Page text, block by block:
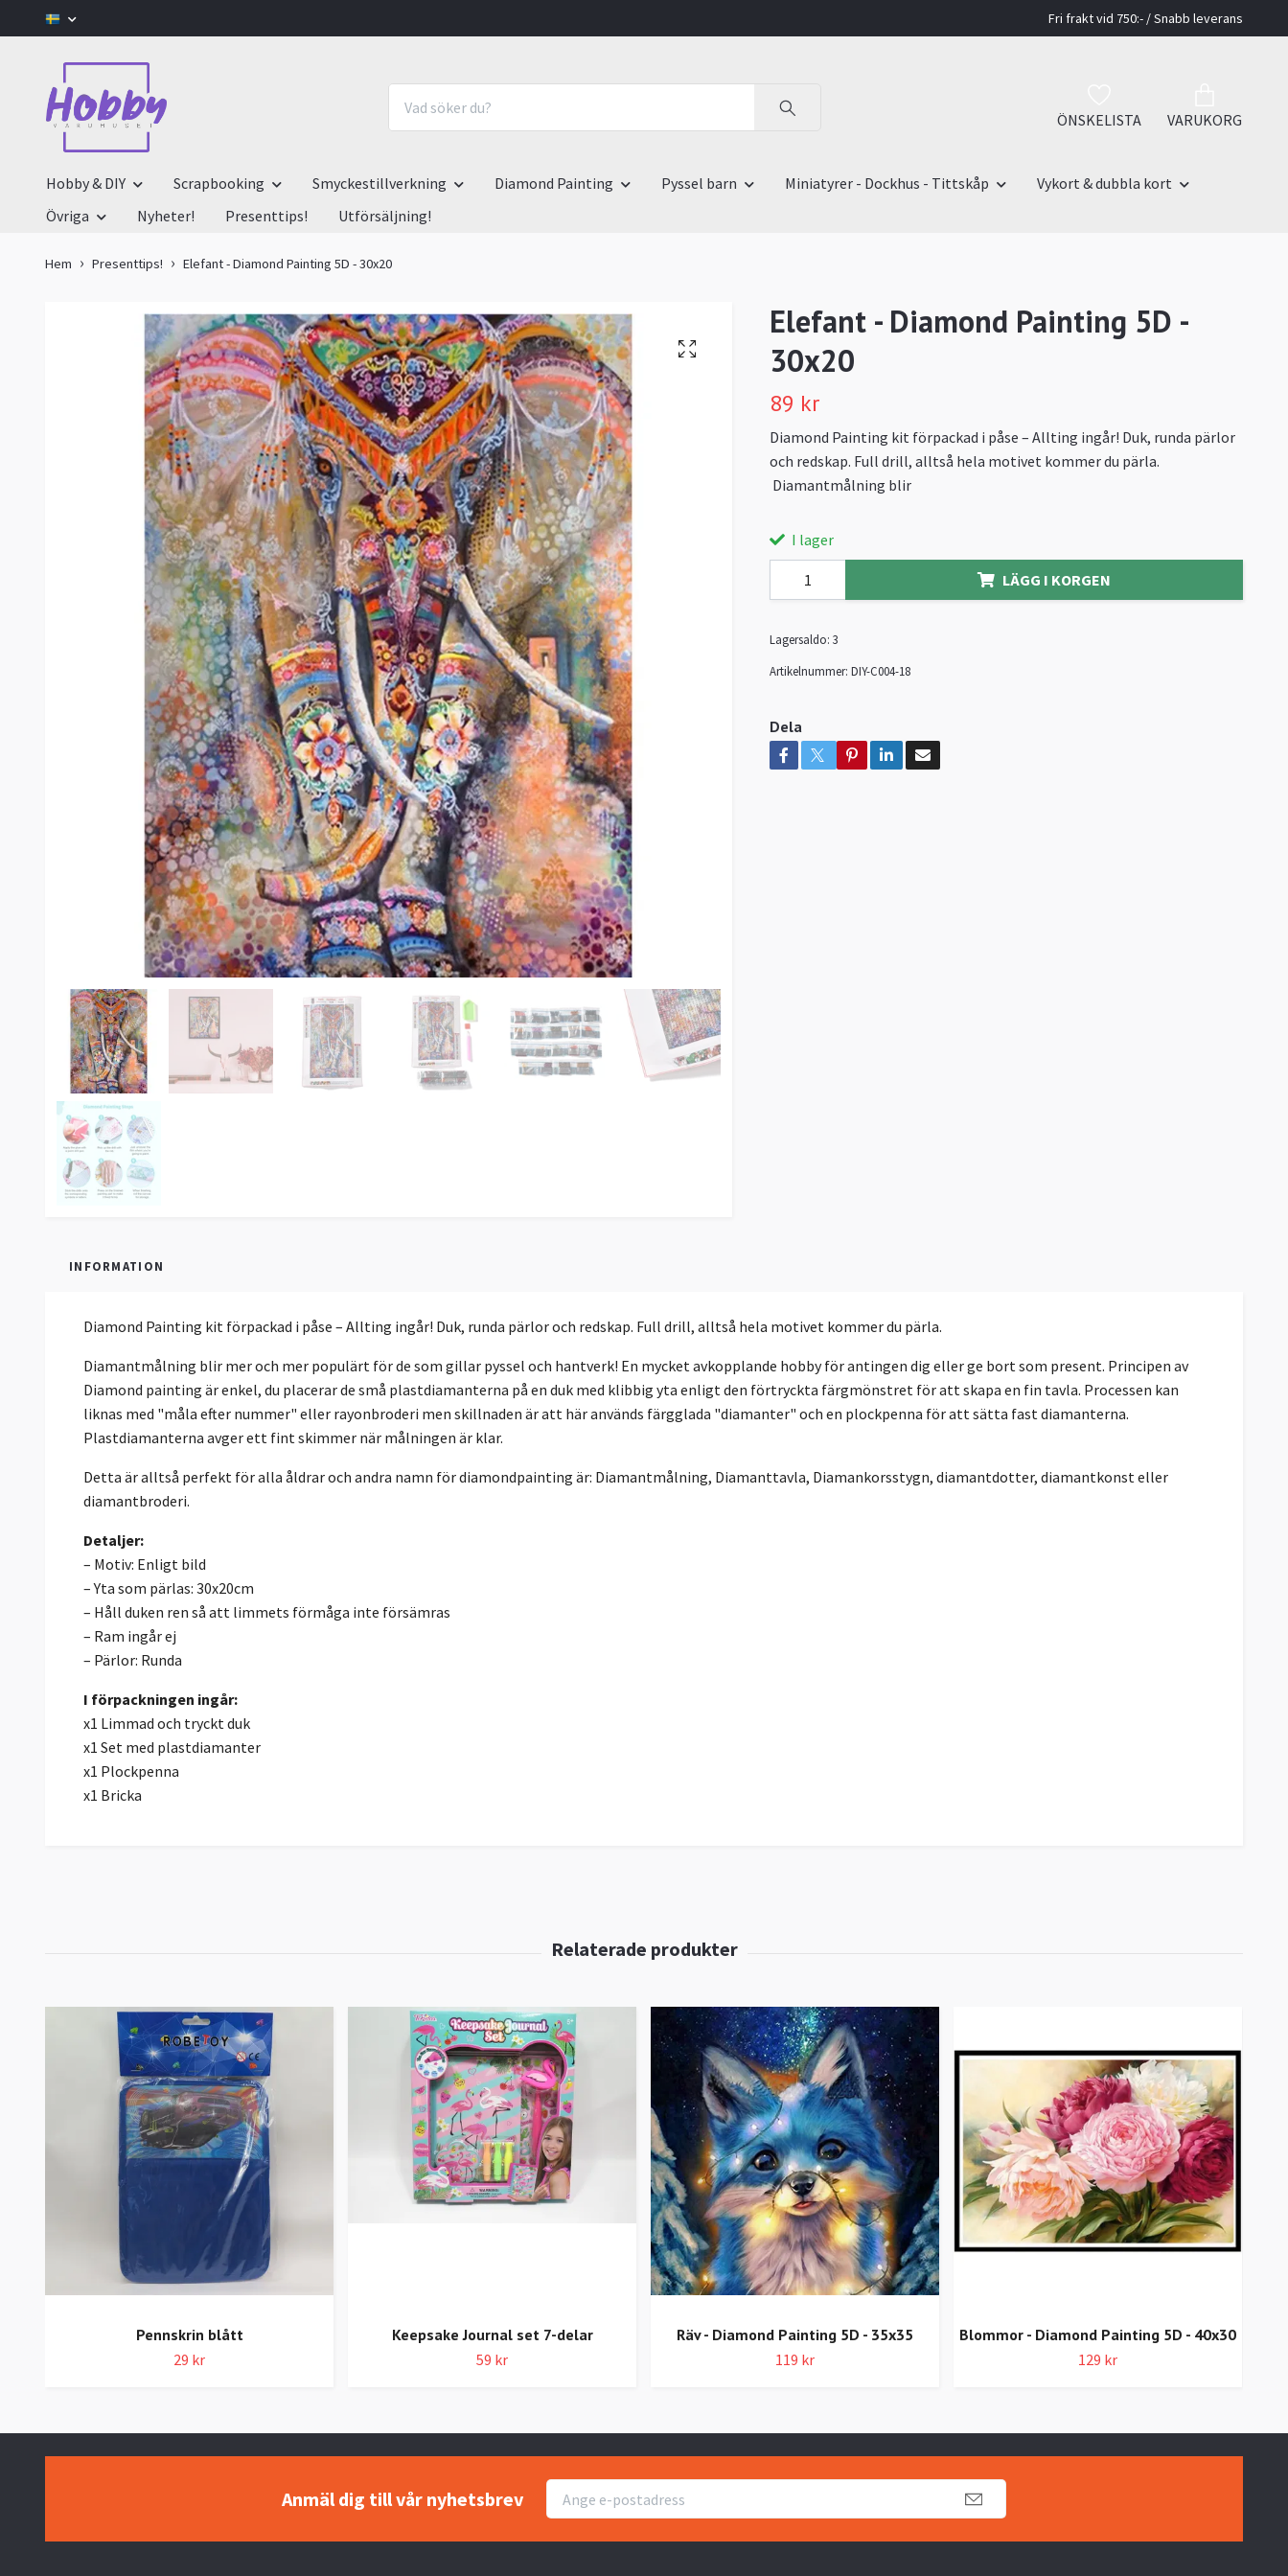
Fri frakt vid 750:- / Snabb leverans
ÖNSKELISTA VARUKORG
Hobby & DIY Scrapbooking Smyckestillverkning Diamond Painting Pyssel barn Miniatyrer - Dockhus - Tittskåp
Vykort & dubbla kort
Övriga
Nyheter! Presenttips! Utförsäljning!
Hem Presenttips! Elefant - Diamond Painting 5D - 30x20
Elefant - Diamond Painting 5D -
30x20
89 kr
Diamond Painting kit förpackad i påse – Allting ingår! Duk, runda pärlor
och redskap. Full drill, alltså hela motivet kommer du pärla.
Diamantmålning blir
I lager
LÄGG I KORGEN
Lagersaldo: 3
Artikelnummer: DIY-C004-18
Dela
INFORMATION
Diamond Painting kit förpackad i påse – Allting ingår! Duk, runda pärlor och redskap. Full drill, alltså hela motivet kommer du pärla.
Diamantmålning blir mer och mer populärt för de som gillar pyssel och hantverk! En mycket avkopplande hobby för antingen dig eller ge bort som present. Principen av
Diamond painting är enkel, du placerar de små plastdiamanterna på en duk med klibbig yta enligt den förtryckta färgmönstret för att skapa en fin tavla. Processen kan
liknas med "måla efter nummer" eller rayonbroderi men skillnaden är att här används färgglada "diamanter" och en plockpenna för att sätta fast diamanterna.
Plastdiamanterna avger ett fint skimmer när målningen är klar.
Detta är alltså perfekt för alla åldrar och andra namn för diamondpainting är: Diamantmålning, Diamanttavla, Diamankorsstygn, diamantdotter, diamantkonst eller
diamantbroderi.
Detaljer:
– Motiv: Enligt bild
– Yta som pärlas: 30x20cm
– Håll duken ren så att limmets förmåga inte försämras
– Ram ingår ej
– Pärlor: Runda
I förpackningen ingår:
x1 Limmad och tryckt duk
x1 Set med plastdiamanter
x1 Plockpenna
x1 Bricka
Pennskrin blått
29 kr
Keepsake Journal set 7-delar
59 kr
Räv - Diamond Painting 5D - 35x35
119 kr
Blommor - Diamond Painting 5D - 40x30
129 kr
Anmäl dig till vår nyhetsbrev